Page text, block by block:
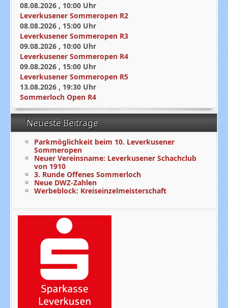
08.08.2026 , 10:00 Uhr
Leverkusener Sommeropen R2
08.08.2026 , 15:00 Uhr
Leverkusener Sommeropen R3
09.08.2026 , 10:00 Uhr
Leverkusener Sommeropen R4
09.08.2026 , 15:00 Uhr
Leverkusener Sommeropen R5
13.08.2026 , 19:30 Uhr
Sommerloch Open R4
Neueste Beiträge
Parkmöglichkeit beim 10. Leverkusener
Sommeropen
Neuer Vereinsname: Leverkusener Schachclub
von 1910
3. Runde Offenes Sommerloch
Neue DWZ-Zahlen
Werbeblock: Kreiseinzelmeisterschaft